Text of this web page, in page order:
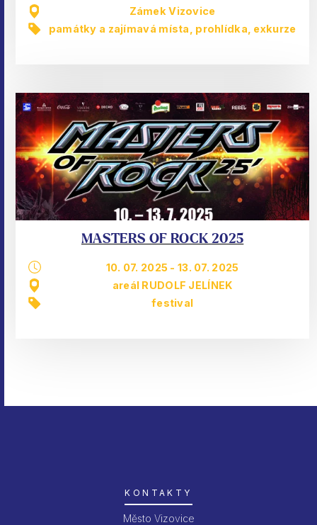
Zámek Vizovice
památky a zajímavá místa
prohlídka, exkurze
MASTERS OF ROCK 2025
10. 07. 2025 -13. 07. 2025
areál RUDOLF JELÍNEK
festival
KONTAKTY
Město Vizovice